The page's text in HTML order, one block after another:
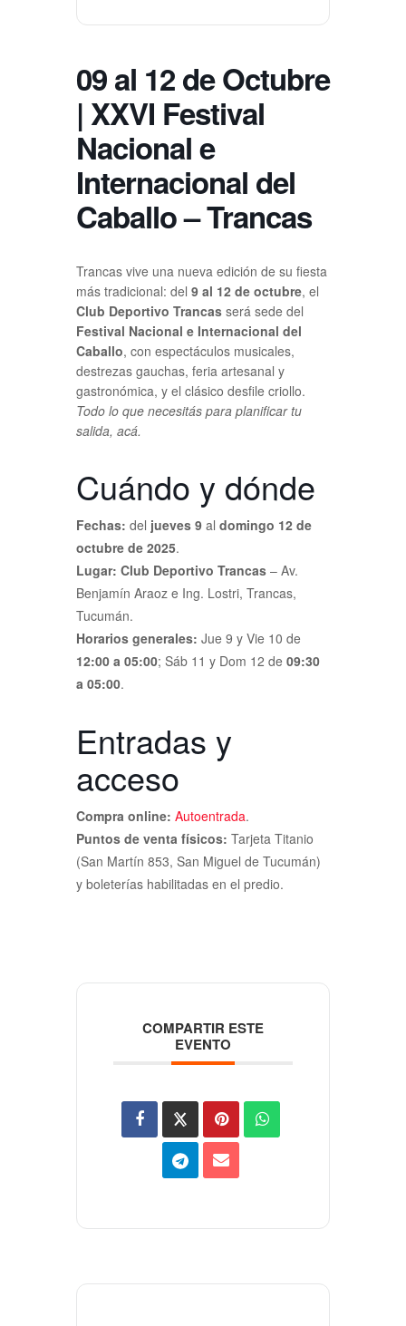
09 al 12 de Octubre
| XXVI Festival
Nacional e
Internacional del
Caballo – Trancas
Trancas vive una nueva edición de su fiesta
más tradicional: del 9 al 12 de octubre, el
Club Deportivo Trancas será sede del
Festival Nacional e Internacional del
Caballo, con espectáculos musicales,
destrezas gauchas, feria artesanal y
gastronómica, y el clásico desfile criollo.
Todo lo que necesitás para planificar tu
salida, acá.
Cuándo y dónde
Fechas: del jueves 9 al domingo 12 de
octubre de 2025.
Lugar: Club Deportivo Trancas – Av.
Benjamín Araoz e Ing. Lostri, Trancas,
Tucumán.
Horarios generales: Jue 9 y Vie 10 de
12:00 a 05:00; Sáb 11 y Dom 12 de 09:30
a 05:00.
Entradas y
acceso
Compra online: Autoentrada.
Puntos de venta físicos: Tarjeta Titanio
(San Martín 853, San Miguel de Tucumán)
y boleterías habilitadas en el predio.
COMPARTIR ESTE
EVENTO